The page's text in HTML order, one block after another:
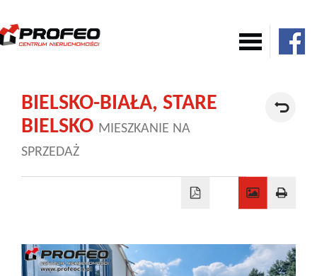
Komercja
BIELSKO-BIAŁA, STARE
BIELSKO MIESZKANIE NA
SPRZEDAŻ